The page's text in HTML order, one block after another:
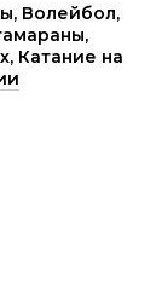
, Волейбол,
,
, Катание на